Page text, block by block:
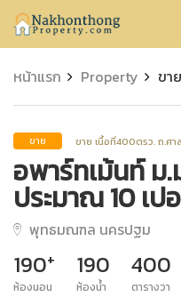
Nakhonthong
หน้าแรก Property ขา
ขาย ขาย เนื้อที่400ตรว. ถ.ศ
อพาร์ทเม้นท์
ประมาณ 10 เป
พุทธมณฑล นครปฐม
190+
ห้องนอน
190
ห้องน้ำ
400
ตารางวา